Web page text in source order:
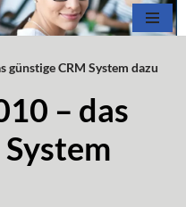
günstige CRM System dazu
– das